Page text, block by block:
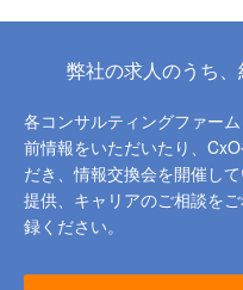
弊社の求人のうち、
各コンサルティングファー
前情報をいただいたり、
だき、情報交換会を開催して
提供、キャリアのご相談を
録ください。